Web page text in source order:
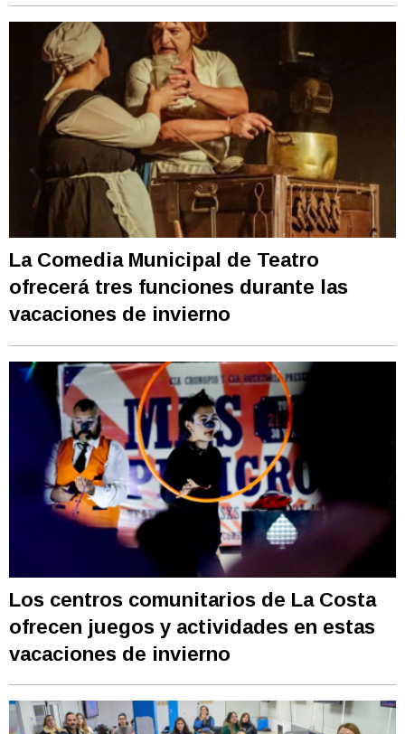
La Comedia Municipal de Teatro
ofrecerá tres funciones durante las
vacaciones de invierno
Los centros comunitarios de La Costa
ofrecen juegos y actividades en estas
vacaciones de invierno